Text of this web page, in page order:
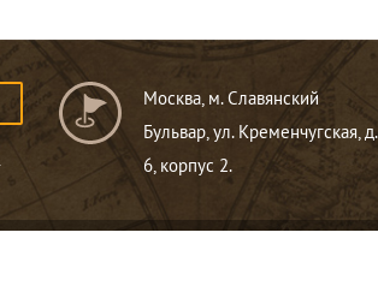
Москва, м. Славянский
Бульвар, ул. Кременчугская, д.
6, корпус 2.